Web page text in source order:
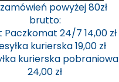
powyżej 80zł
brutto:
Paczkomat 24/7 14,00 zł
kurierska 19,00 zł
kurierska pobraniowa
24,00 zł